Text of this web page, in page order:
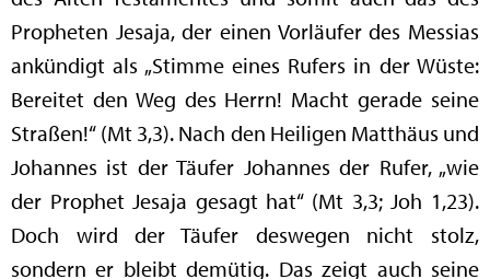
Propheten Jesaja, der einen Vorläufer des Messias
ankündigt als „Stimme eines Rufers in der Wüste:
Bereitet den Weg des Herrn! Macht gerade seine
Straßen!“ (Mt 3,3). Nach den Heiligen Matthäus und
Johannes ist der Täufer Johannes der Rufer, „wie
der Prophet Jesaja gesagt hat“ (Mt 3,3; Joh 1,23).
Doch wird der Täufer deswegen nicht stolz,
sondern er bleibt demütig. Das zeigt auch seine